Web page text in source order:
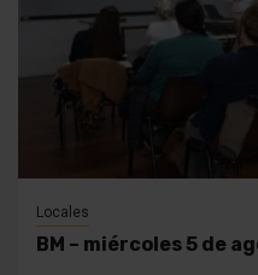
Locales
BM – miércoles 5 de